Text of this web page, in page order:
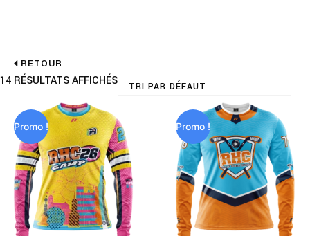
RETOUR
14 RÉSULTATS AFFICHÉS
Promo !
prix
initial
était :
60,00€.
prix
actuel
est :
50,00€.
Promo !
prix
initial
était :
69,00€.
prix
actuel
est :
60,00€.